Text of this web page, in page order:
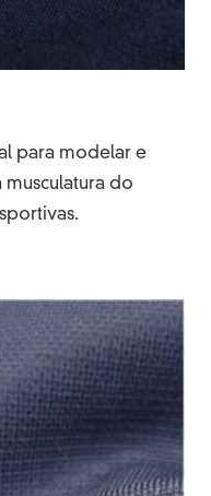
para modelar e
do